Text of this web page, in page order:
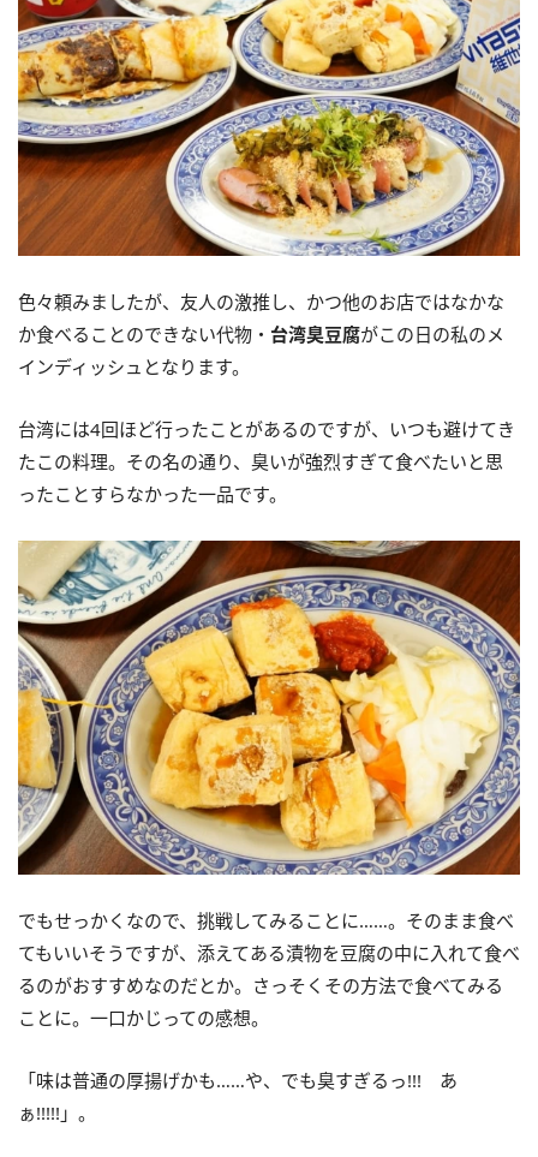
色々頼みましたが、友人の激推し、かつ他のお店ではなかな
か食べることのできない代物・ 台湾臭豆腐がこの日の私のメ
インディッシュとなります。
台湾には4回ほど行ったことがあるのですが、いつも避けてき
たこの料理。その名の通り、臭いが強烈すぎて食べたいと思
ったことすらなかった一品です。
でもせっかくなので、挑戦してみることに……。そのまま食べ
てもいいそうですが、添えてある漬物を豆腐の中に入れて食べ
るのがおすすめなのだとか。さっそくその方法で食べてみる
ことに。一口かじっての感想。
「味は普通の厚揚げかも……や、でも臭すぎるっ!!! あ
ぁ!!!!! 」。